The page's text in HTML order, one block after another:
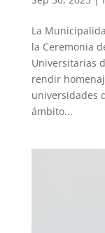
La
la Ceremonia
Universitarias
rendir
universidades
ámbito...